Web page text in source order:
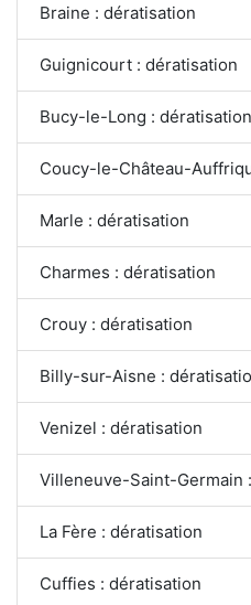
Braine : dératisation
Guignicourt : dératisation
Bucy-le-Long : dératisation
Coucy-le-Château-
Marle : dératisation
Charmes : dératisation
Crouy : dératisation
Billy-sur-Aisne :
Venizel : dératisation
Villeneuve-Saint-Germain
La Fère : dératisation
Cuffies : dératisation